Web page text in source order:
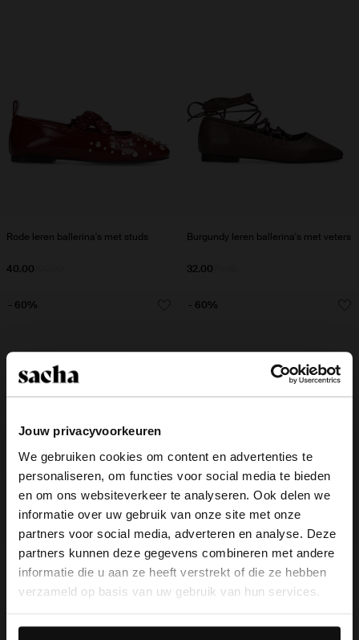
Jouw privacyvoorkeuren
We gebruiken cookies om content en advertenties te
personaliseren, om functies voor social media te bieden
en om ons websiteverkeer te analyseren. Ook delen we
informatie over uw gebruik van onze site met onze
partners voor social media, adverteren en analyse. Deze
partners kunnen deze gegevens combineren met andere
informatie die u aan ze heeft verstrekt of die ze hebben
verzameld op basis van uw gebruik van hun services.
Daarnaast werken wij samen met Google voor
Rode leren ballerina's met studs
40.00
Burgundy leren ballerina's met veters
32.00
120.00
48.00
- 60%
met flap
160.00
64.00
- 60%
- 60%
×
View this website in English?
It looks like your language isn't Dutch. Would
you like to switch to English?
Yes, switch to
English
No, stay in Dutch